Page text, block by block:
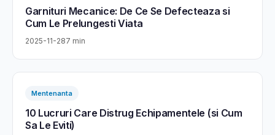
Garnituri Mecanice: De Ce Se Defecteaza si
Cum Le Prelungesti Viata
2025-11-287 min
Mentenanta
10 Lucruri Care Distrug Echipamentele (si Cum
Sa Le Eviti)